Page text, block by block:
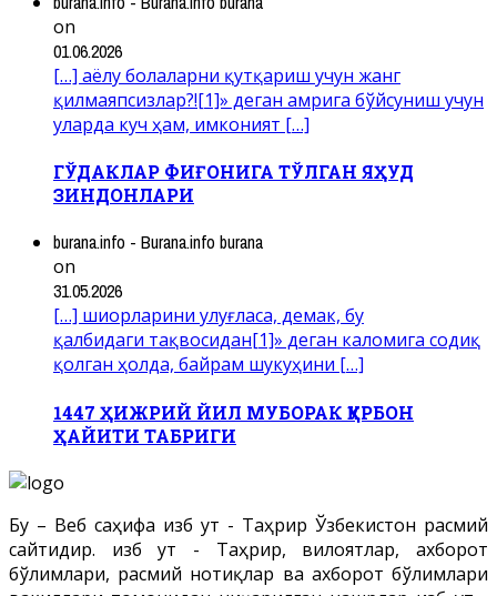
on
01.06.2026
[…] аёлу болаларни қутқариш учун жанг
қилмаяпсизлар?![1]» деган амрига бўйсуниш учун
уларда куч ҳам, имконият […]
ГЎДАКЛАР ФИҒОНИГА ТЎЛГАН ЯҲУД
ЗИНДОНЛАРИ
burana.info - Burana.info burana
on
31.05.2026
[…] шиорларини улуғласа, демак, бу
қалбидаги тақвосидан[1]» деган каломига содиқ
қолган ҳолда, байрам шукуҳини […]
1447 ҲИЖРИЙ ЙИЛ МУБОРАК ҚУРБОН
ҲАЙИТИ ТАБРИГИ
Бу – Веб саҳифа Ҳизб ут - Таҳрир Ўзбекистон расмий
сайтидир. Ҳизб ут - Таҳрир, вилоятлар, ахборот
бўлимлари, расмий нотиқлар ва ахборот бўлимлари